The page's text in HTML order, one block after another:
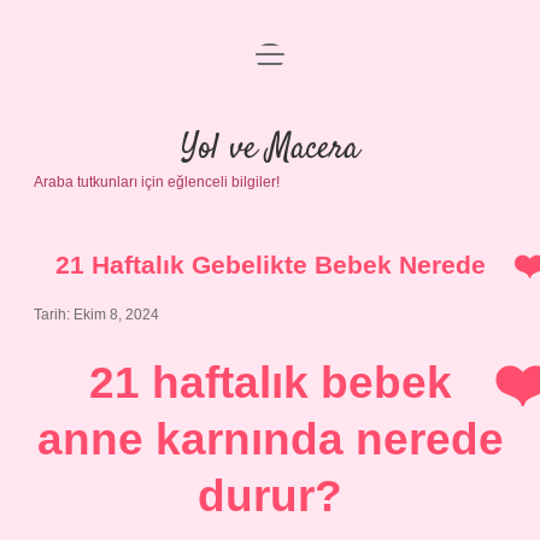
Anasayfa
Gizlilik Politikası
Yasal Uyarı
menüyü
Yol ve Macera
Araba tutkunları için eğlenceli bilgiler!
21 Haftalık Gebelikte Bebek Nerede
Tarih: Ekim 8, 2024
21 haftalık bebek
anne karnında nerede
durur?